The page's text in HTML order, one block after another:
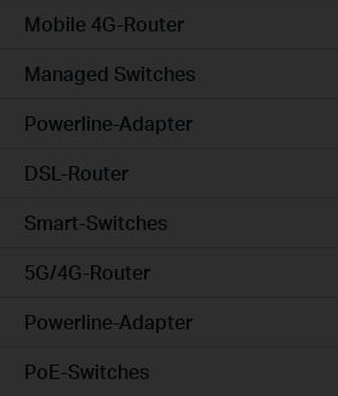
Mobile 4G-Router
Managed Switches
Powerline-Adapter
DSL-Router
Smart-Switches
5G/4G-Router
Powerline-Adapter
PoE-Switches